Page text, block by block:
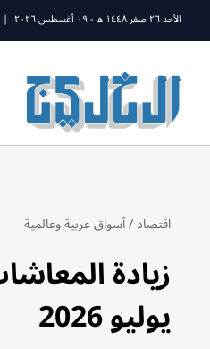
الأحد ٢٦ صفر ١٤٤٨ ه - ٠٩ أغسطس ٢٠٢٦ |
اقتصاد/أسواق عربية وعالمية
يوليو 2026